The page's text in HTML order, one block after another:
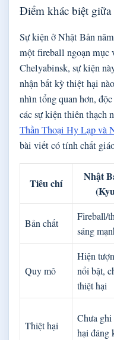
Điểm khác biệt giữa
Sự kiện ở Nhật Bản
một fireball ngoạn mục
Chelyabinsk, sự kiện
nhận bất kỳ thiệt hại
nhìn tổng quan hơn,
các sự kiện thiên thạch
Thần Thoại Hy Lạp và
bài viết có tính chất
Tiêu chí
Nhật
Bản chất
Fireball/
sáng
Quy mô
Hiện
nổi bật,
thiệt hại
Thiệt hại
Chưa ghi
hại đáng